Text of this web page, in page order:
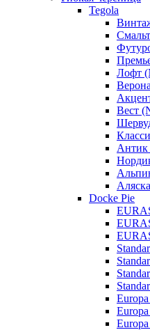
Tegola
Лофт
Вест
Антик
Docke Pie